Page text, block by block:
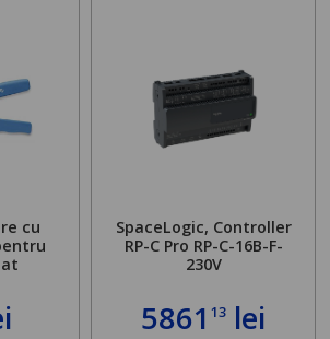
cu
SpaceLogic, Controller
RP-C Pro RP-C-16B-F-
230V
586113 lei